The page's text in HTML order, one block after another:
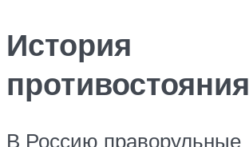
История
противостояния
В Россию праворульные